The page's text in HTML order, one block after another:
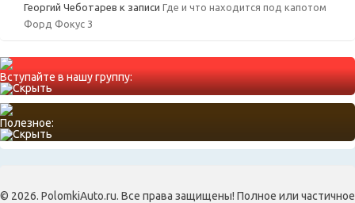
Георгий Чеботарев к записи Где и что находится под капотом
Форд Фокус 3
Вступайте в нашу группу:
Полезное:
© 2026. PolomkiAuto.ru. Все права защищены! Полное или частичное